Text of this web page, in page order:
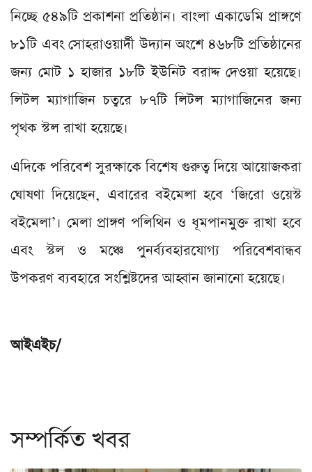
নিচ্ছে ৫৪৯টি প্রকাশনা প্রতিষ্ঠান। বাংলা একাডেমি প্রাঙ্গণে
৮১টি এবং সোহরাওয়ার্দী উদ্যান অংশে ৪৬৮টি প্রতিষ্ঠানের
জন্য মোট ১ হাজার ১৮টি ইউনিট বরাদ্দ দেওয়া হয়েছে।
লিটল ম্যাগাজিন চত্বরে ৮৭টি লিটল ম্যাগাজিনের জন্য
পৃথক স্টল রাখা হয়েছে।
এদিকে পরিবেশ সুরক্ষাকে বিশেষ গুরুত্ব দিয়ে আয়োজকরা
ঘোষণা দিয়েছেন, এবারের বইমেলা হবে ‘জিরো ওয়েস্ট
বইমেলা’। মেলা প্রাঙ্গণ পলিথিন ও ধূমপানমুক্ত রাখা হবে
এবং স্টল ও মঞ্চে পুনর্ব্যবহারযোগ্য পরিবেশবান্ধব
উপকরণ ব্যবহারে সংশ্লিষ্টদের আহ্বান জানানো হয়েছে।
আইএইচ/
সম্পর্কিত খবর